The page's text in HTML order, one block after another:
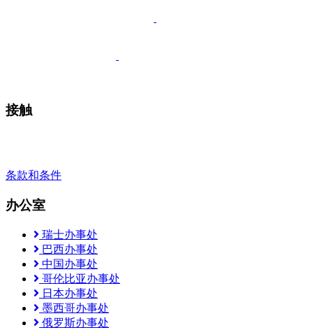
接触
条款和条件
办公室
瑞士办事处
巴西办事处
中国办事处
哥伦比亚办事处
日本办事处
墨西哥办事处
俄罗斯办事处